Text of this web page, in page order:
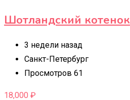
Шотландский котенок
3 недели назад
Санкт-Петербург
Просмотров 61
18,000 ₽